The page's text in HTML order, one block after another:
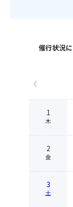
催行状況
chevron_left
1
木
2
金
3
土